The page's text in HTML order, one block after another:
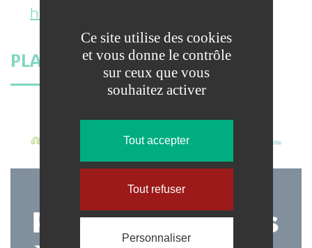
https://www.xpfibre.com/faq
PLAQUETTE D’INFORMATION
Ce site utilise des cookies
et vous donne le contrôle
sur ceux que vous
souhaitez activer
Tout accepter
Tout refuser
Personnaliser